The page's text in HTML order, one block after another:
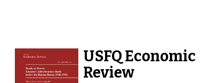
USFQ Economic
Review